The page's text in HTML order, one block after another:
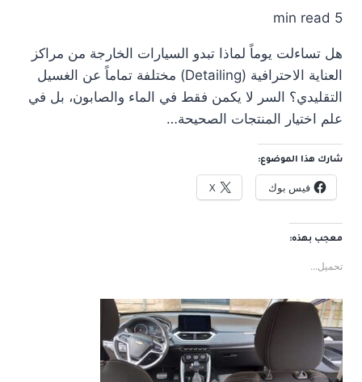
5 min read
هل تساءلت يوماً لماذا تبدو السيارات الخارجة من مراكز
العناية الاحترافية (Detailing) مختلفة تماماً عن الغسيل
التقليدي؟ السر لا يكمن فقط في الماء والصابون، بل في
علم اختيار المنتجات الصحيحة…
شارك هذا الموضوع:
فيس بوك X
معجب بهذه:
تحميل...